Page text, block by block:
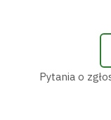
Pytania o